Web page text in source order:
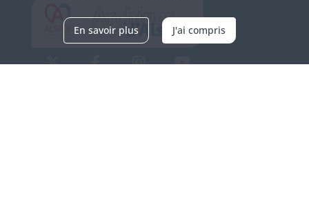
En savoir plus J'ai compris